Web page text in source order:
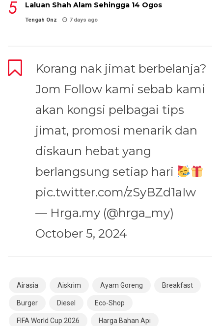
Laluan Shah Alam Sehingga 14 Ogos
Tengah Onz 7 days ago
Korang nak jimat berbelanja?
Jom Follow kami sebab kami
akan kongsi pelbagai tips
jimat, promosi menarik dan
diskaun hebat yang
berlangsung setiap hari
pic.twitter.com/zSyBZd1aIw
— Hrga.my (@hrga_my)
October 5, 2024
Airasia Aiskrim Ayam Goreng Breakfast
Burger Diesel Eco-Shop
FIFA World Cup 2026 Harga Bahan Api